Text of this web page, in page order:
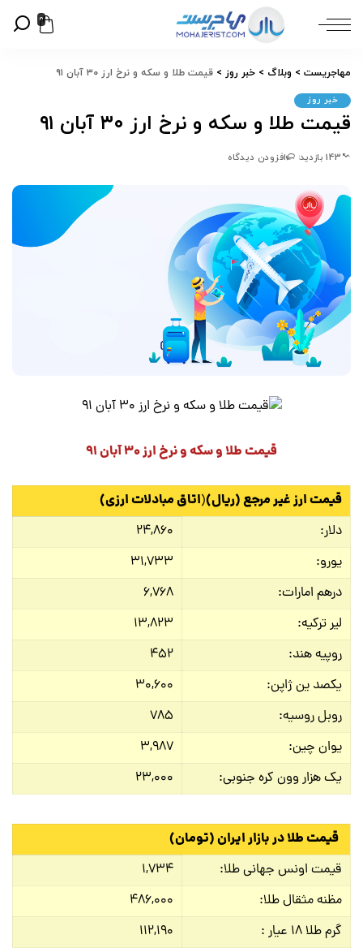
0
مهاجریست > وبلاگ > خبر روز > قیمت طلا و سکه و نرخ ارز ۳۰ آبان ۹۱
خبر روز
قیمت طلا و سکه و نرخ ارز ۳۰ آبان ۹۱
143 بازدید افزودن دیدگاه
قیمت طلا و سکه و نرخ ارز ۳۰ آبان ۹۱
قیمت ارز غیر مرجع (ریال)(اتاق مبادلات ارزی)
دلار:
۲۴,۸۶۰
یورو:
۳۱,۷۳۳
درهم امارات:
۶,۷۶۸
لیر ترکیه:
۱۳,۸۲۳
روپیه هند:
۴۵۲
یکصد ین ژاپن:
۳۰,۶۰۰
روبل روسیه:
۷۸۵
یوان چین:
۳,۹۸۷
یک هزار وون کره جنوبی:
۲۳,۰۰۰
قیمت طلا در بازار ایران(تومان)
قیمت اونس جهانی طلا:
۱,۷۳۴
مظنه مثقال طلا:
۴۸۶,۰۰۰
گرم طلا ۱۸ عیار :
۱۱۲,۱۹۰